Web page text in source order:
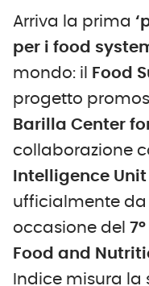
Arriva la prima
per i food
mondo: il
Food
progetto
Barilla Center
collaborazione
Intelligence Unit
ufficialmente da
occasione del
Food and
Indice misura la